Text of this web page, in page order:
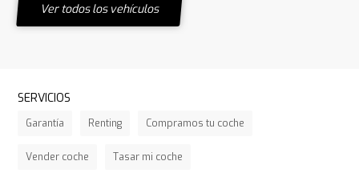
Ver todos los vehículos
SERVICIOS
Garantía Renting Compramos tu coche
Vender coche Tasar mi coche